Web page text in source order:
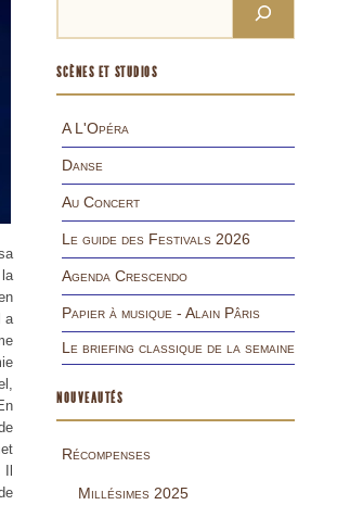
a
SCÈNES ET STUDIOS
A L'Opéra
Danse
Au Concert
Le guide des Festivals 2026
Agenda Crescendo
Papier à musique - Alain Pâris
Le briefing classique de la semaine
NOUVEAUTÉS
Récompenses
Millésimes 2025